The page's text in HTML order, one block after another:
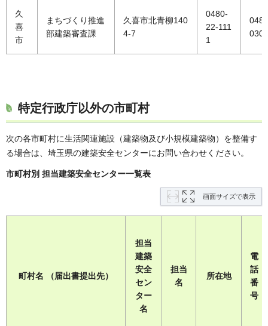
久
喜
市
まちづくり推進
部建築審査課
久喜市北青柳140
4-7
0480-
22-111
1
0300
特定行政庁以外の市町村
次の各市町村に生活関連施設（建築物及び小規模建築物）を整備す
る場合は、埼玉県の建築安全センターにお問い合わせください。
市町村別 担当建築安全センター一覧表
画面サイズで表示
町村名 （届出書提出先）
担当
建築
安全
セン
ター
名
担当
名
所在地
電
話
番
号